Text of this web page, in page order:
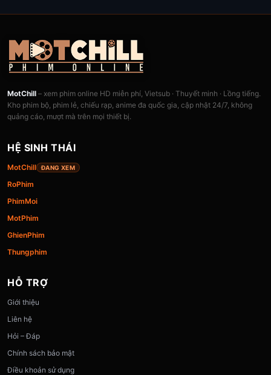
MotChill – xem phim online HD miễn phí, Vietsub · Thuyết minh · Lồng tiếng.
Kho phim bộ, phim lẻ, chiếu rạp, anime đa quốc gia, cập nhật 24/7, không
quảng cáo, mượt mà trên mọi thiết bị.
HỆ SINH THÁI
MotChill ĐANG XEM
RoPhim
PhimMoi
MotPhim
GhienPhim
Thungphim
HỖ TRỢ
Giới thiệu
Liên hệ
Hỏi – Đáp
Chính sách bảo mật
Điều khoản sử dụng